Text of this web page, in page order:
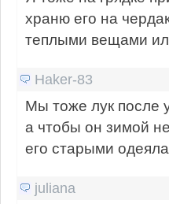
храню его на
теплыми вещами
Haker-83
Мы тоже лук после
а чтобы он зимой
его старыми
juliana